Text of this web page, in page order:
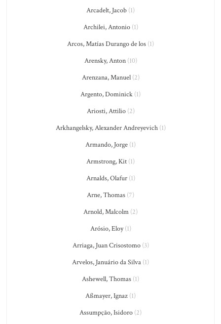
Arcadelt, Jacob (1)
Archilei, Antonio(1)
Arcos, Matías Durango de los (1)
Arensky, Anton(10)
Arenzana, Manuel(2)
Argento, Dominick (1)
Ariosti, Attilio(2)
Arkhangelsky, Alexander Andreyevich(1)
Armando, Jorge (1)
Armstrong, Kit (1)
Arnalds, Olafur(1)
Arne, Thomas (7)
Arnold, Malcolm (2)
Arósio, Eloy(1)
Arriaga, Juan Crisostomo(3)
Arvelos, Januário da Silva (1)
Ashewell, Thomas (1)
Aßmayer, Ignaz (1)
Assumpção, Isidoro (2)